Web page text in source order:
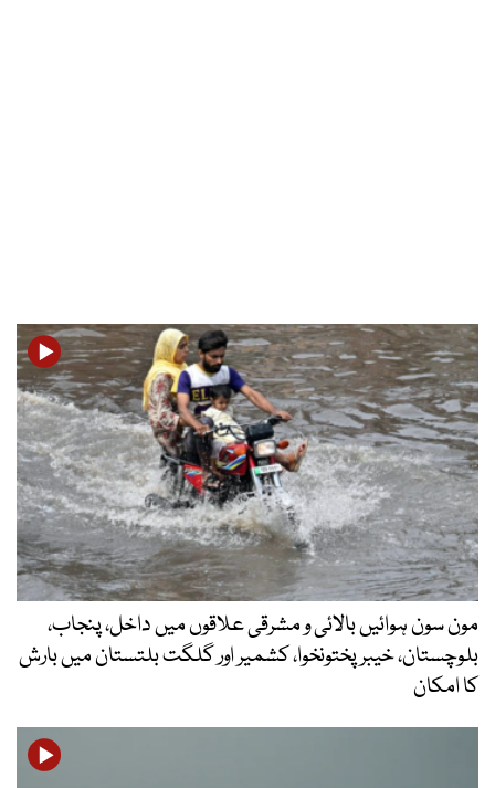
مون سون ہوائیں بالائی و مشرقی علاقوں میں داخل، پنجاب،
بلوچستان، خیبرپختونخوا، کشمیر اور گلگت بلتستان میں بارش
کا امکان